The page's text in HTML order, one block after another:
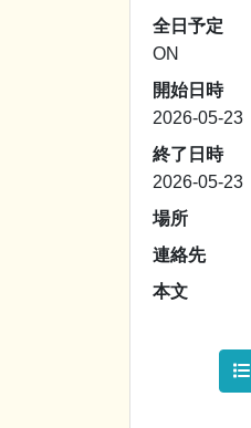
全日予定
ON
開始日時
2026-05-23
終了日時
2026-05-23
場所
連絡先
本文